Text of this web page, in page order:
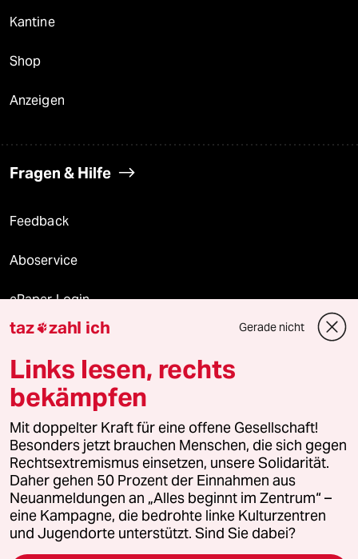
Kantine
Shop
Anzeigen
Fragen & Hilfe
Feedback
Aboservice
ePaper Login
Downloads für Abonnierende
© 2026 taz Verlags und Vertriebs GmbH
Alle Rechte vorbehalten. Bei rechtlichen Fragen oder für Genehmigungen
wenden Sie sich bitte an
lizenzen@taz.de
Feedback Redaktionsstatut Kommune-Richtlinien
Leitlinie Informant Datenschutz Impressum AGB
taz zahl ich Gerade nicht
Links lesen, rechts
bekämpfen
Mit doppelter Kraft für eine offene Gesellschaft!
Besonders jetzt brauchen Menschen, die sich gegen
Rechtsextremismus einsetzen, unsere Solidarität.
Daher gehen 50 Prozent der Einnahmen aus
Neuanmeldungen an „Alles beginnt im Zentrum“ –
eine Kampagne, die bedrohte linke Kulturzentren
und Jugendorte unterstützt. Sind Sie dabei?